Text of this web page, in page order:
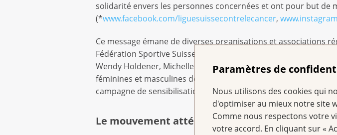
Paramètres de
Nous utilisons des cookies qui
d'optimiser au mieux notre site
Comme nous respectons votre
votre accord. En cliquant sur «
solidarité envers les personnes concernées et ont pour but
(*www.facebook.com/liguesuissecontrelecancer,
Ce message émane de diverses organisations et associations
Fédération Sportive Suisse de Tir et Stars for Life. Parmi les
Wendy Holdener, Michelle Gisin, Jasmine Flury, Charlotte
féminines et masculines de hockey sur gazon, tout comme les
campagne de sensibilisation.
Le mouvement atténue les effets indésirables